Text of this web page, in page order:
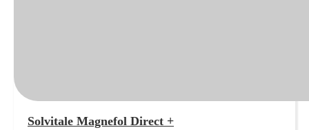
Solvitale Magnefol Direct +